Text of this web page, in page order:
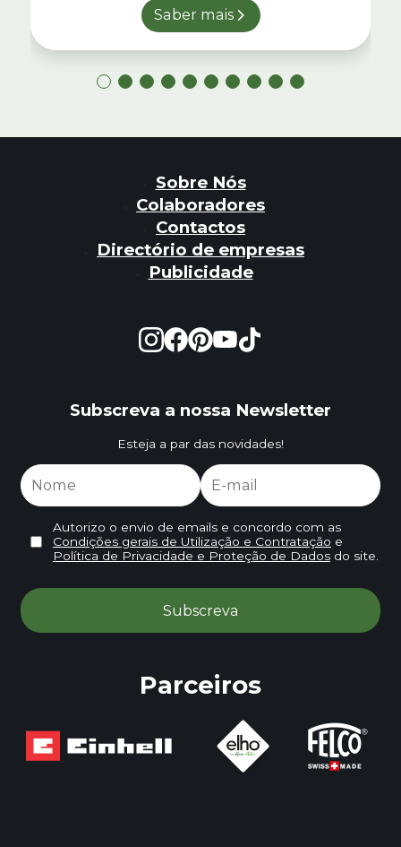
Saber mais
Sobre Nós
Colaboradores
Contactos
Directório de empresas
Publicidade
Subscreva a nossa Newsletter
Esteja a par das novidades!
Autorizo o envio de emails e concordo com as
Condições gerais de Utilização e Contratação e
Política de Privacidade e Proteção de Dadosdo site.
Parceiros